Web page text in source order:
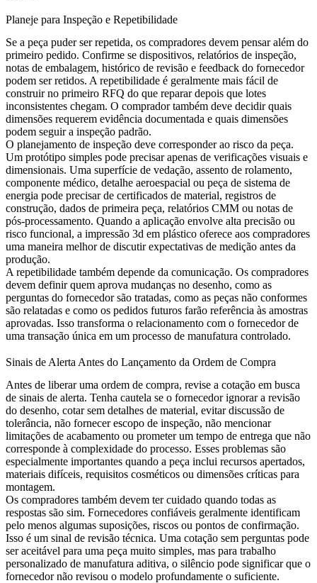
Planeje para Inspeção e Repetibilidade
Se a peça puder ser repetida, os compradores devem pensar além do
primeiro pedido. Confirme se dispositivos, relatórios de inspeção,
notas de embalagem, histórico de revisão e feedback do fornecedor
podem ser retidos. A repetibilidade é geralmente mais fácil de
construir no primeiro RFQ do que reparar depois que lotes
inconsistentes chegam. O comprador também deve decidir quais
dimensões requerem evidência documentada e quais dimensões
podem seguir a inspeção padrão.
O planejamento de inspeção deve corresponder ao risco da peça.
Um protótipo simples pode precisar apenas de verificações visuais e
dimensionais. Uma superfície de vedação, assento de rolamento,
componente médico, detalhe aeroespacial ou peça de sistema de
energia pode precisar de certificados de material, registros de
construção, dados de primeira peça, relatórios CMM ou notas de
pós-processamento. Quando a aplicação envolve alta precisão ou
risco funcional, a impressão 3d em plástico oferece aos compradores
uma maneira melhor de discutir expectativas de medição antes da
produção.
A repetibilidade também depende da comunicação. Os compradores
devem definir quem aprova mudanças no desenho, como as
perguntas do fornecedor são tratadas, como as peças não conformes
são relatadas e como os pedidos futuros farão referência às amostras
aprovadas. Isso transforma o relacionamento com o fornecedor de
uma transação única em um processo de manufatura controlado.
Sinais de Alerta Antes do Lançamento da Ordem de Compra
Antes de liberar uma ordem de compra, revise a cotação em busca
de sinais de alerta. Tenha cautela se o fornecedor ignorar a revisão
do desenho, cotar sem detalhes de material, evitar discussão de
tolerância, não fornecer escopo de inspeção, não mencionar
limitações de acabamento ou prometer um tempo de entrega que não
corresponde à complexidade do processo. Esses problemas são
especialmente importantes quando a peça inclui recursos apertados,
materiais difíceis, requisitos cosméticos ou dimensões críticas para
montagem.
Os compradores também devem ter cuidado quando todas as
respostas são sim. Fornecedores confiáveis geralmente identificam
pelo menos algumas suposições, riscos ou pontos de confirmação.
Isso é um sinal de revisão técnica. Uma cotação sem perguntas pode
ser aceitável para uma peça muito simples, mas para trabalho
personalizado de manufatura aditiva, o silêncio pode significar que o
fornecedor não revisou o modelo profundamente o suficiente.